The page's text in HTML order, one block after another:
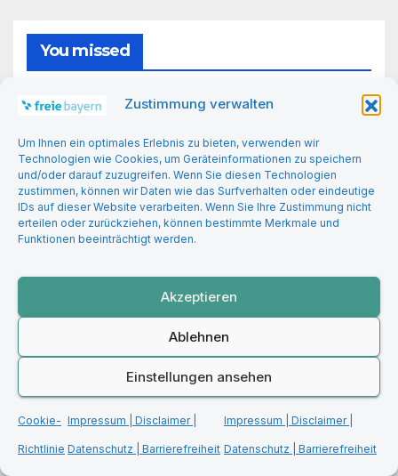
Zustimmung verwalten
Um Ihnen ein optimales Erlebnis zu bieten, verwenden wir
Technologien wie Cookies, um Geräteinformationen zu speichern
und/oder darauf zuzugreifen. Wenn Sie diesen Technologien
zustimmen, können wir Daten wie das Surfverhalten oder eindeutige
IDs auf dieser Website verarbeiten. Wenn Sie Ihre Zustimmung nicht
erteilen oder zurückziehen, können bestimmte Merkmale und
Funktionen beeinträchtigt werden.
Akzeptieren
Ablehnen
Einstellungen ansehen
Cookie-
Richtlinie
Impressum | Disclaimer |
Datenschutz | Barrierefreiheit
Impressum | Disclaimer |
Datenschutz | Barrierefreiheit
You missed
BILDUNG | DIGITALISIERUNG GESELLSCHAFT & KULTUR
Wenn „kein Kommentar“ zur
Antwort wird – Über
niemand hören will
WIRTSCHAFT & FINANZEN
Bayerns Wirtschaft blutet
aus. Wie lange wollen und
können wir uns den